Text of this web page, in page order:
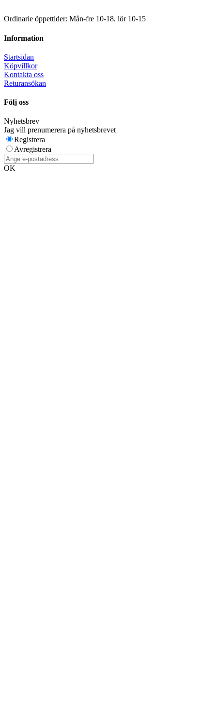
Ordinarie öppettider: Mån-fre 10-18, lör 10-15
Information
Startsidan
Köpvillkor
Kontakta oss
Returansökan
Följ oss
Nyhetsbrev
Jag vill prenumerera på nyhetsbrevet
Registrera
Avregistrera
OK